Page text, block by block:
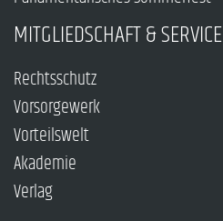
MITGLIEDSCHAFT & SERVICE
Rechtsschutz
Vorsorgewerk
Vorteilswelt
Akademie
Verlag